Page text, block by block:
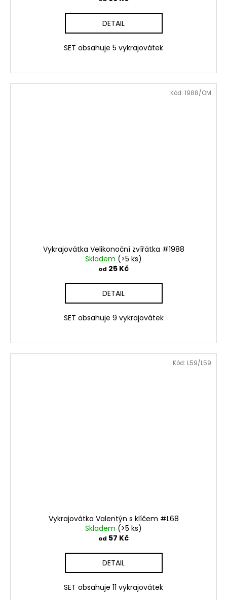
DETAIL
SET obsahuje 5 vykrajovátek
Vykrajovátka Velikonoční zvířátka #1988
Skladem (>5 ks)
od 25 Kč
DETAIL
SET obsahuje 9 vykrajovátek
Kód: 1988/OM
Vykrajovátka Valentýn s klíčem #L68
Skladem (>5 ks)
od 57 Kč
DETAIL
SET obsahuje 11 vykrajovátek
Kód: L59/L59